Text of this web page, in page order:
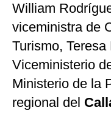
William
viceministra de
Turismo,
Viceministerio
Ministerio de la
regional del